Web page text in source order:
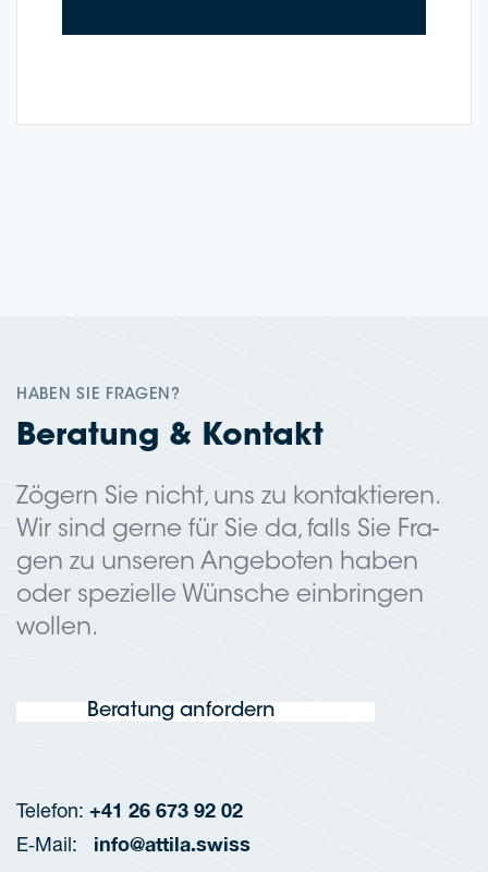
HABEN SIE FRAGEN?
Bera­tung & Kontakt
Zögern Sie nicht, uns zu kon­tak­tie­ren.
Wir sind gerne für Sie da, falls Sie Fra­
gen zu unse­ren Ange­bo­ten haben
oder spe­zi­el­le Wün­sche ein­brin­gen
wollen.
Bera­tung anfordern
Tele­fon: +41 26 673 92 02
E‑Mail: info@attila.swiss